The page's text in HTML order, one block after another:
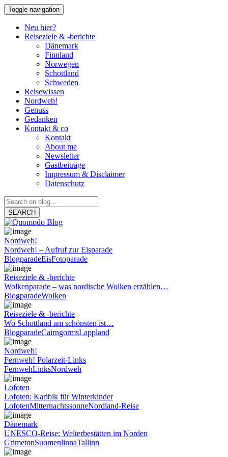
Toggle navigation
Neu hier?
Reiseziele & -berichte
Dänemark
Finnland
Norwegen
Schottland
Schweden
Reisewissen
Nordweh!
Genuss
Gedanken
Kontakt & co
Kontakt
About me
Newsletter
Gastbeiträge
Impressum & Disclaimer
Datenschutz
SEARCH
Nordweh!
Nordweh! – Aufruf zur Eisparade
BlogparadeEisFotoparade
Reiseziele & -berichte
Wolkenparade – was nordische Wolken erzählen…
BlogparadeWolken
Reiseziele & -berichte
Wo Schottland am schönsten ist…
BlogparadeCairngormsLappland
Nordweh!
Fernweh! Polarzeit-Links
FernwehLinksNordweh
Lofoten
Lofoten: Karibik für Winterkinder
LofotenMitternachtssonneNordland-Reise
Dänemark
UNESCO-Reise: Welterbestätten im Norden
GrimetonSuomenlinnaTallinn